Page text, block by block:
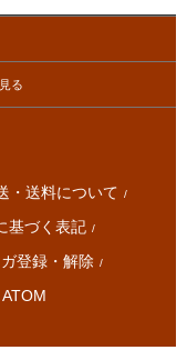
る
・送料について /
基づく表記 /
ガ登録・解除 /
ATOM